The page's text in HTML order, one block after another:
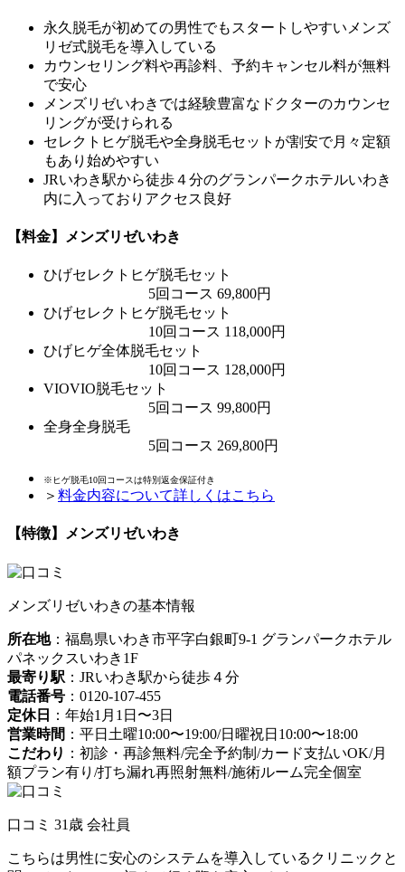
永久脱毛が初めての男性でもスタートしやすいメンズ
リゼ式脱毛を導入している
カウンセリング料や再診料、予約キャンセル料が無料
で安心
メンズリゼいわきでは経験豊富なドクターのカウンセ
リングが受けられる
セレクトヒゲ脱毛や全身脱毛セットが割安で月々定額
もあり始めやすい
JRいわき駅から徒歩４分のグランパークホテルいわき
内に入っておりアクセス良好
【料金】メンズリゼいわき
ひげセレクトヒゲ脱毛セット
5回コース 69,800円
ひげセレクトヒゲ脱毛セット
10回コース 118,000円
ひげヒゲ全体脱毛セット
10回コース 128,000円
VIOVIO脱毛セット
5回コース 99,800円
全身全身脱毛
5回コース 269,800円
※ヒゲ脱毛10回コースは特別返金保証付き
＞ 料金内容について詳しくはこちら
【特徴】メンズリゼいわき
メンズリゼいわきの基本情報
所在地：福島県いわき市平字白銀町9-1 グランパークホテル
パネックスいわき1F
最寄り駅 ：JRいわき駅から徒歩４分
電話番号 ：0120-107-455
定休日
：年始1月1日〜3日
営業時間 ：平日土曜10:00〜19:00/日曜祝日10:00〜18:00
こだわり ：初診・再診無料/完全予約制/カード支払いOK/月
額プラン有り/打ち漏れ再照射無料/施術ルーム完全個室
口コミ 31歳 会社員
こちらは男性に安心のシステムを導入しているクリニックと